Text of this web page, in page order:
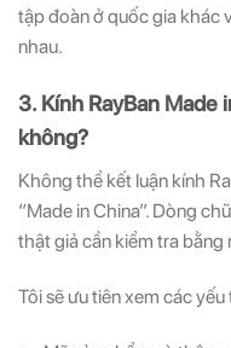
tập đoàn ở quốc gia khác
nhau.
3. Kính RayBan Made
không?
Không thể kết luận kính
“Made in China”. Dòng
thật giả cần kiểm tra bằng
Tôi sẽ ưu tiên xem các yếu